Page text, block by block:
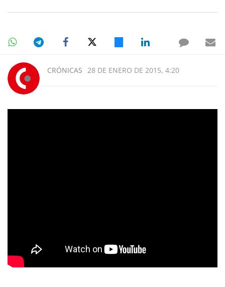
CRÓNICAS 28 DE ENERO DE 2015, 4:20